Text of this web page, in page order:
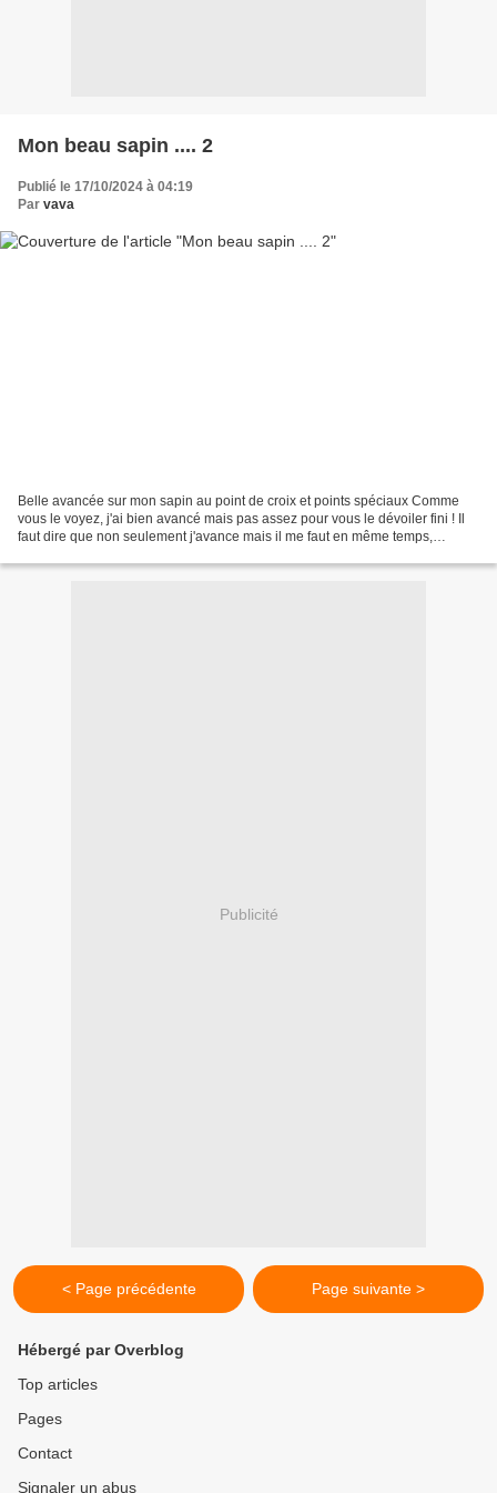
Mon beau sapin .... 2
Publié le 17/10/2024 à 04:19
Par vava
Belle avancée sur mon sapin au point de croix et points spéciaux Comme
vous le voyez, j'ai bien avancé mais pas assez pour vous le dévoiler fini ! Il
faut dire que non seulement j'avance mais il me faut en même temps,
Publicité
< Page précédente Page suivante >
Hébergé par Overblog
Top articles
Pages
Contact
Signaler un abus